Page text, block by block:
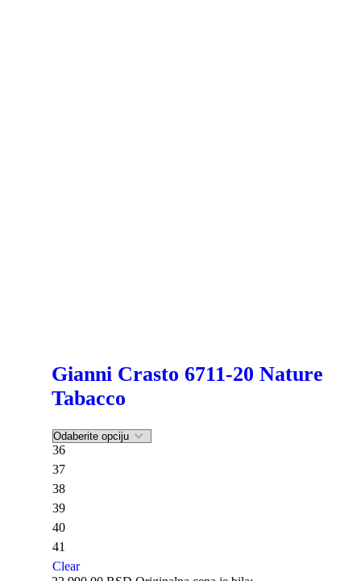
Gianni Crasto 6711-20 Nature
Tabacco
36
37
38
39
40
41
Clear